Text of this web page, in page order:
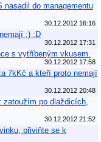
do managementu
30.12.2012 16:16
;) :D
30.12.2012 17:31
s vytříbeným vkusem.
30.12.2012 17:58
7kKč a kteří proto nemají
30.12.2012 20:48
po dlaždicích,
30.12.2012 21:52
přiviňte se k